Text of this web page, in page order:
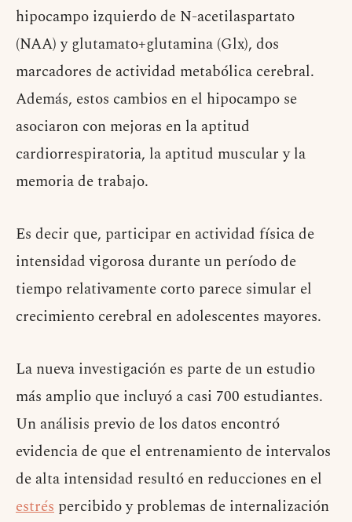
hipocampo izquierdo de N-acetilaspartato
(NAA) y glutamato+glutamina (Glx), dos
marcadores de actividad metabólica cerebral.
Además, estos cambios en el hipocampo se
asociaron con mejoras en la aptitud
cardiorrespiratoria, la aptitud muscular y la
memoria de trabajo.
Es decir que, participar en actividad física de
intensidad vigorosa durante un período de
tiempo relativamente corto parece simular el
crecimiento cerebral en adolescentes mayores.
La nueva investigación es parte de un estudio
más amplio que incluyó a casi 700 estudiantes.
Un análisis previo de los datos encontró
evidencia de que el entrenamiento de intervalos
de alta intensidad resultó en reducciones en el
estrés percibido y problemas de internalización